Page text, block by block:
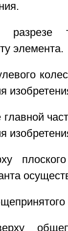
элемента.